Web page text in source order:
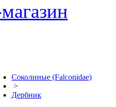
Соколиные (Falconidae)
>
Дербник